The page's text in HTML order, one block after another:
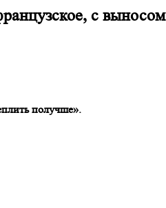
с выносом
получше».